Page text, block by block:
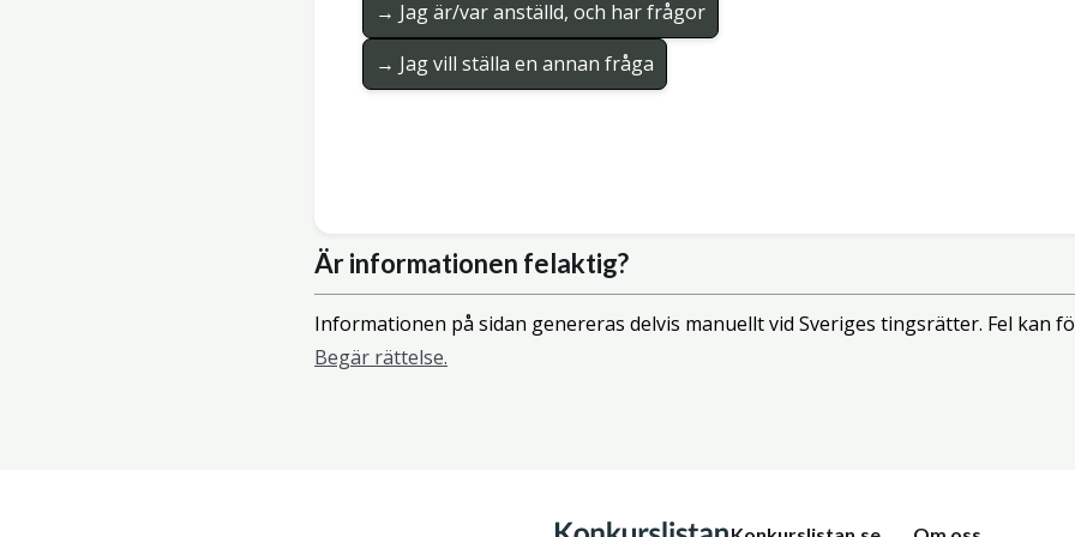
→ Jag är/var anställd, och har frågor
→ Jag vill ställa en annan fråga
Är informationen felaktig?
Informationen på sidan genereras delvis manuellt vid Sveriges tingsrätter. Fel kan
Begär rättelse.